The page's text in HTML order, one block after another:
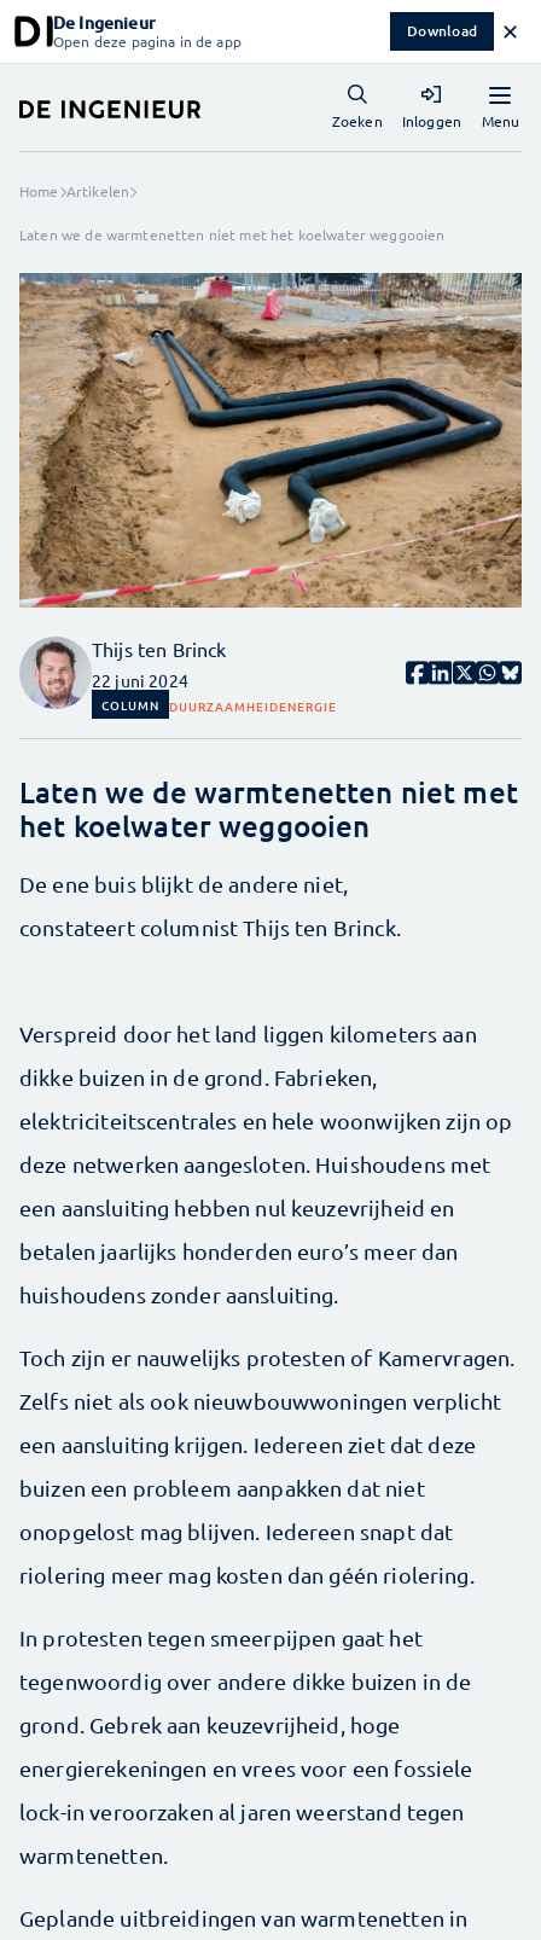
De Ingenieur
Open deze pagina in de app Download ✕
Menu
Zoeken Inloggen
Home Artikelen
Laten we de warmtenetten niet met het koelwater weggooien
Thijs ten Brinck
22 juni 2024
COLUMN DUURZAAMHEIDENERGIE
Laten we de warmtenetten niet met
het koelwater weggooien
De ene buis blijkt de andere niet,
constateert columnist Thijs ten Brinck.
Verspreid door het land liggen kilometers aan
dikke buizen in de grond. Fabrieken,
elektriciteitscentrales en hele woonwijken zijn op
deze netwerken aangesloten. Huishoudens met
een aansluiting hebben nul keuzevrijheid en
betalen jaarlijks honderden euro’s meer dan
huishoudens zonder aansluiting.
Toch zijn er nauwelijks protesten of Kamervragen.
Zelfs niet als ook nieuwbouwwoningen verplicht
een aansluiting krijgen. Iedereen ziet dat deze
buizen een probleem aanpakken dat niet
onopgelost mag blijven. Iedereen snapt dat
riolering meer mag kosten dan géén riolering.
In protesten tegen smeer­pijpen gaat het
tegenwoordig over andere dikke buizen in de
grond. Gebrek aan keuzevrijheid, hoge
energierekeningen en vrees voor een fossiele
lock-in veroorzaken al jaren weerstand tegen
warmte­netten.
Geplande uitbreidingen van warmtenetten in